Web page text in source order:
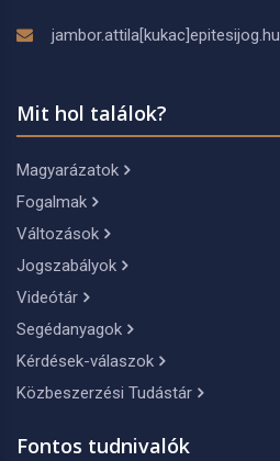
jambor.attila[kukac]epitesijog.hu
Mit hol találok?
Magyarázatok
Fogalmak
Változások
Jogszabályok
Videótár
Segédanyagok
Kérdések-válaszok
Közbeszerzési Tudástár
Fontos tudnivalók